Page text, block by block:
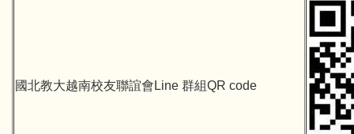
國北教大越南校友聯誼會Line 群組QR code